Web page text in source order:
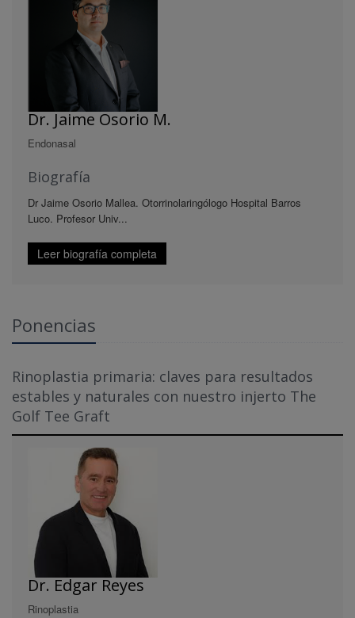
Dr. Jaime Osorio M.
Endonasal
Biografía
Dr Jaime Osorio Mallea. Otorrinolaringólogo Hospital Barros
Luco. Profesor Univ...
Leer biografía completa
Ponencias
Rinoplastia primaria: claves para resultados
estables y naturales con nuestro injerto The
Golf Tee Graft
Dr. Edgar Reyes
Rinoplastia